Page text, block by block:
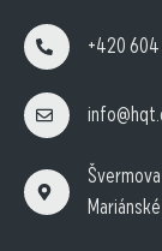
+420 604